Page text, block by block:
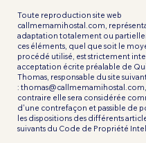
Toute reproduction site web
callmemamihostal.com,
adaptation totalement ou
ces éléments, quel que soit le
procédé utilisé, est strictement
acceptation écrite préalable de
Thomas, responsable du site
: thomas@callmemamihostal.com
contraire elle sera considérée
d'une contrefaçon et passible de
les dispositions des différents
suivants du Code de Propriété